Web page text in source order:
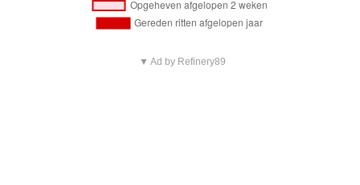
▼ Ad by Refinery89